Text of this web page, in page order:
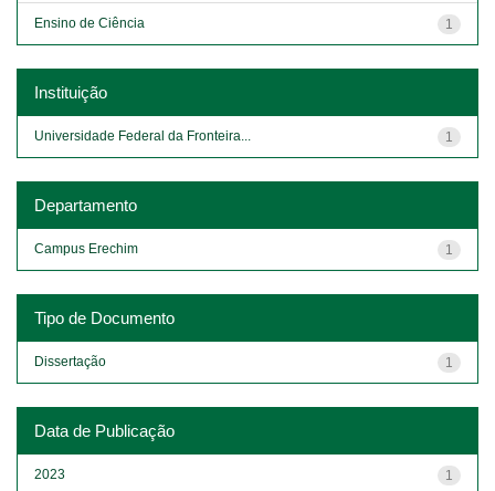
1
Ensino de Ciência
Instituição
1
Universidade Federal da Fronteira...
Departamento
1
Campus Erechim
Tipo de Documento
1
Dissertação
Data de Publicação
1
2023